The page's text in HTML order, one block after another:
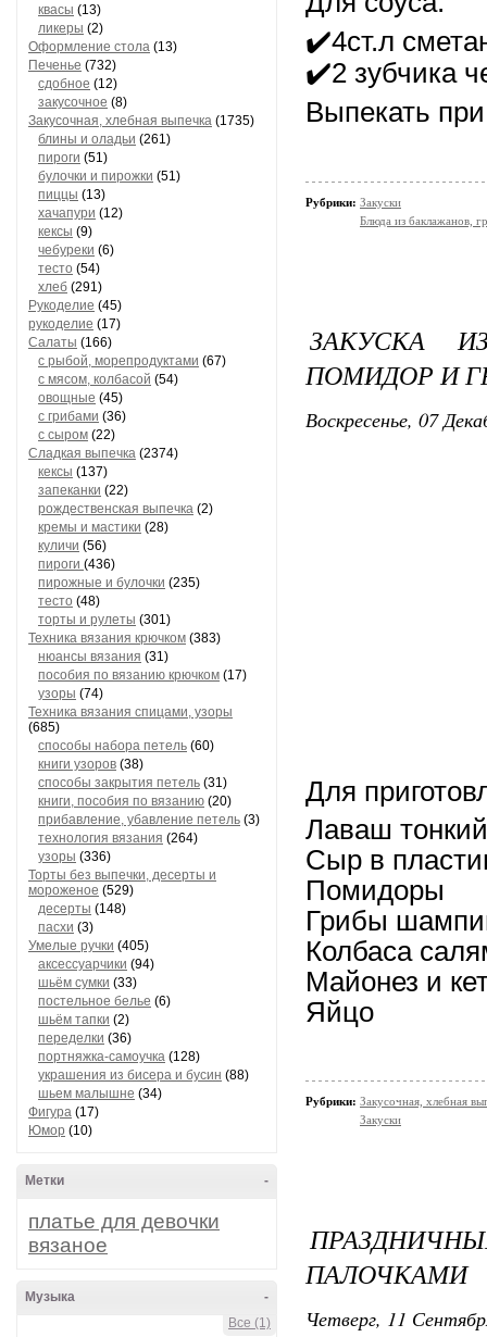
квасы (13)
ликеры (2)
Оформление стола (13)
Печенье (732)
сдобное (12)
закусочное (8)
Закусочная, хлебная выпечка (1735)
блины и оладьи (261)
пироги (51)
булочки и пирожки (51)
пиццы (13)
хачапури (12)
кексы (9)
чебуреки (6)
тесто (54)
хлеб (291)
Рукоделие (45)
рукоделие (17)
Салаты (166)
с рыбой, морепродуктами (67)
с мясом, колбасой (54)
овощные (45)
с грибами (36)
с сыром (22)
Сладкая выпечка (2374)
кексы (137)
запеканки (22)
рождественская выпечка (2)
кремы и мастики (28)
куличи (56)
пироги (436)
пирожные и булочки (235)
тесто (48)
торты и рулеты (301)
Техника вязания крючком (383)
нюансы вязания (31)
пособия по вязанию крючком (17)
узоры (74)
Техника вязания спицами, узоры
(685)
способы набора петель (60)
книги узоров (38)
способы закрытия петель (31)
книги, пособия по вязанию (20)
прибавление, убавление петель (3)
технология вязания (264)
узоры (336)
Торты без выпечки, десерты и
мороженое (529)
десерты (148)
пасхи (3)
Умелые ручки (405)
аксессуарчики (94)
шьём сумки (33)
постельное белье (6)
шьём тапки (2)
переделки (36)
портняжка-самоучка (128)
украшения из бисера и бусин (88)
шьем малышне (34)
Фигура (17)
Юмор (10)
-
Метки
платье для девочки
вязаное
-
Музыка
Все (1)
✔️4ст.л
✔️2 зубчика
Выпекать
Рубрики: Закуски
Блюда из баклажанов,
ЗАКУСКА
ПОМИДОР И
Воскресенье, 07
Для
Лаваш
Сыр в
Помидоры
Грибы
Колбаса
Майонез и
Яйцо
Рубрики: Закусочная, хлебная
Закуски
ПАЛОЧКАМИ
Четверг, 11